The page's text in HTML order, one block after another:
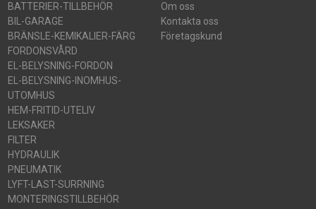
BATTERIER-TILLBEHÖR
BIL-GARAGE
BRÄNSLE-KEMIKALIER-FÄRG
FORDONSVÅRD
EL-BELYSNING-FORDON
EL-BELYSNING-INOMHUS-
UTOMHUS
HEM-FRITID-UTELIV
LEKSAKER
FILTER
HYDRAULIK
PNEUMATIK
LYFT-LAST-SURRNING
MONTERINGSTILLBEHÖR
Om oss
Kontakta oss
Företagskund